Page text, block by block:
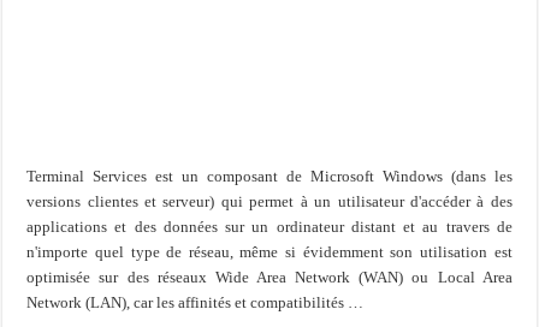
Terminal Services est un composant de Microsoft Windows (dans les
versions clientes et serveur) qui permet à un utilisateur d'accéder à des
applications et des données sur un ordinateur distant et au travers de
n'importe quel type de réseau, même si évidemment son utilisation est
optimisée sur des réseaux Wide Area Network (WAN) ou Local Area
Network (LAN), car les affinités et compatibilités …